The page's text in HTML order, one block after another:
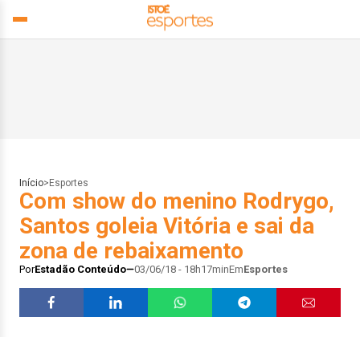
Início> Esportes
Com show do menino Rodrygo,
Santos goleia Vitória e sai da
zona de rebaixamento
PorEstadão Conteúdo 03/06/18 - 18h17minEmEsportes